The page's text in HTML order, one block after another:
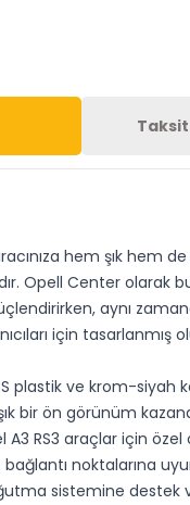
hem şık hem
Opell Center olarak
aynı
için
plastik ve krom-siyah
bir ön görünüm
RS3 araçlar için özel
noktalarına
sistemine destek